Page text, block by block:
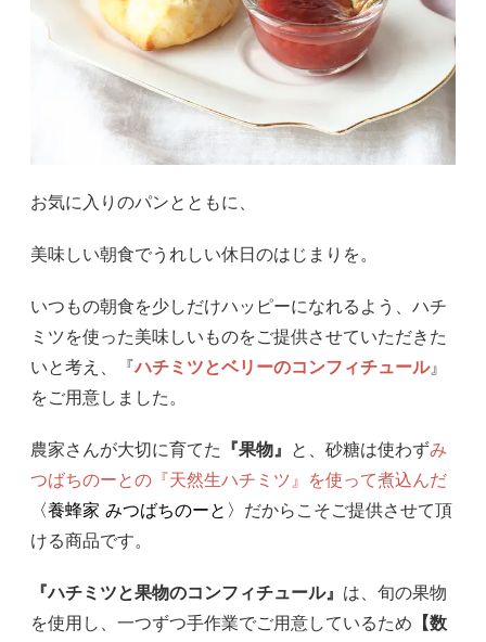
お気に入りのパンとともに、
美味しい朝食でうれしい休日のはじまりを。
いつもの朝食を少しだけハッピーになれるよう、ハチ
ミツを使った美味しいものをご提供させていただきた
いと考え、『ハチミツとベリーのコンフィチュール』
をご用意しました。
農家さんが大切に育てた 『果物』 と、砂糖は使わずみ
つばちのーとの『天然生ハチミツ』を使って煮込んだ
〈養蜂家 みつばちのーと〉 だからこそご提供させて頂
ける商品です。
『ハチミツと果物のコンフィチュール』 は、旬の果物
を使用し、一つずつ手作業でご用意しているため 【数